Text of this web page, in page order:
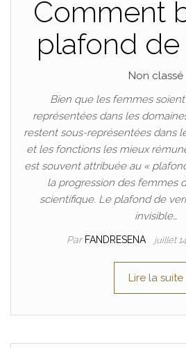
Comment
plafond de
Non classé
Bien que les femmes
représentées dans les
restent sous-représentées dans
et les fonctions les mieux
est souvent attribuée au «
la progression des femmes
scientifique. Le plafond de
invisible…
Par FANDRESENA juillet
Lire la suite